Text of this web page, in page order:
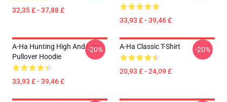
32,35 £ - 37,88 £
33,93 £ - 39,46 £
A-Ha Hunting High And Low
Pullover Hoodie
33,93 £ - 39,46 £
-20% A-Ha Classic T-Shirt
20,93 £ - 24,09 £
-20%